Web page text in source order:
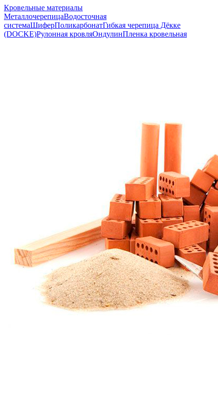
Кровельные материалы
МеталлочерепицаВодосточная
системаШиферПоликарбонатГибкая черепица Дёкке
(DOCKE)Рулонная кровляОндулинПленка кровельная